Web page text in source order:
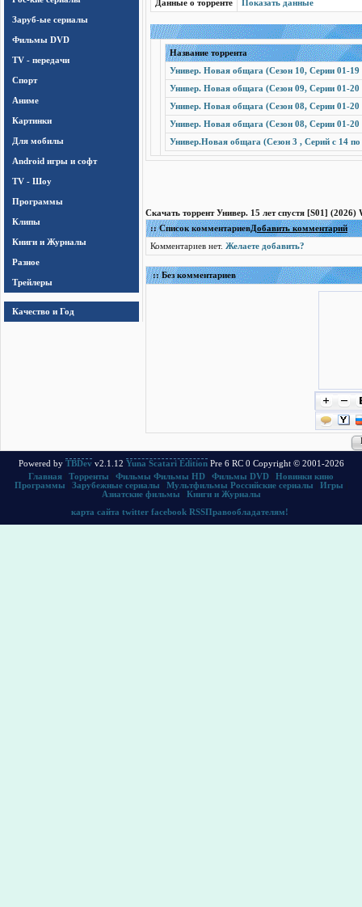
Заруб-ые сериалы
Фильмы DVD
TV - передачи
Спорт
Аниме
Картинки
Для мобилы
Android игры и софт
TV - Шоу
Программы
Клипы
Книги и Журналы
Разное
Трейлеры
Качество и Год
Данные о торренте
Показать данные
Название торрента
Универ. Новая общага (Сезон 10, Серии 01-
Универ. Новая общага (Сезон 09, Серии 01-
Универ. Новая общага (Сезон 08, Серии 01-
Универ. Новая общага (Сезон 08, Серии 01-
Универ.Новая общага (Сезон 3 , Серий с 14
Скачать торрент Универ. 15 лет спустя [S01]
:: Список комментариевДобавить комментарий
Комментариев нет. Желаете добавить?
:: Без комментариев
Powered by TBDev v2.1.12 Yuna Scatari EditionPre 6 RC 0 Copyright © 2001-2026
Главная
Торренты Фильмы Фильмы HD Фильмы DVD
Новинки кино
Программы
Зарубежные сериалы Мультфильмы Российские сериалы Игры
Азиатские фильмы
Книги и Журналы
карта сайта twitter facebook RSSПравообладателям!